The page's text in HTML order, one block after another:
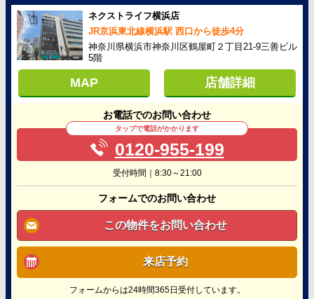
ネクストライフ横浜店
JR京浜東北線横浜駅 西口から徒歩4分
神奈川県横浜市神奈川区鶴屋町２丁目21-9三善ビル
5階
MAP 店舗詳細
お電話でのお問い合わせ
タップで電話がかかります
0120-955-199
受付時間｜8:30～21:00
フォームでのお問い合わせ
この物件をお問い合わせ
来店予約
フォームからは24時間365日受付しています。